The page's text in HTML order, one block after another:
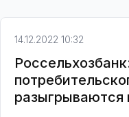
14.12.2022 10:32
разыгрываются